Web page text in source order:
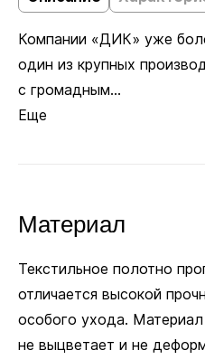
Компании «ДИК» уже
один из крупных
с громадным...
Еще
Материал
Текстильное полотно
отличается высокой
особого ухода.
не выцветает и не